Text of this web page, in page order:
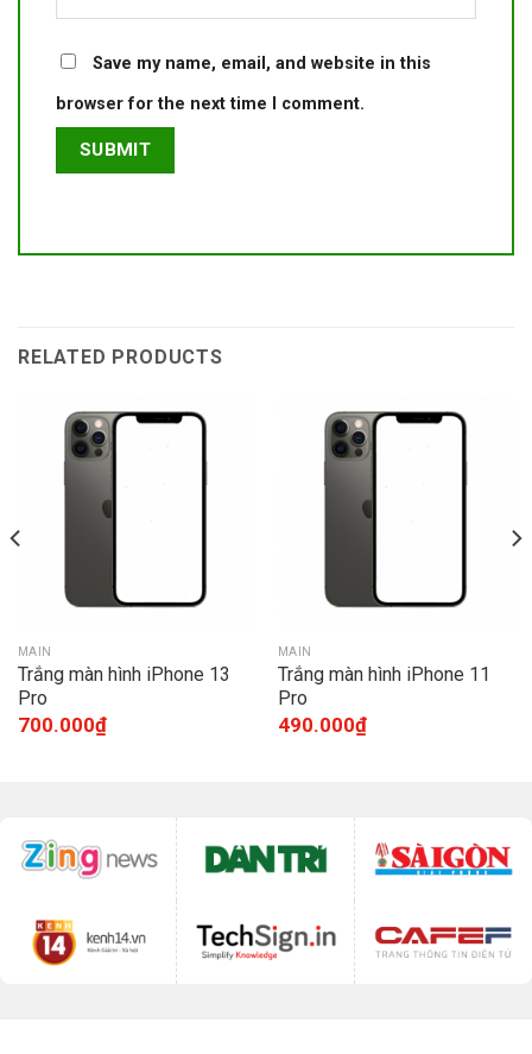
Save my name, email, and website in this
browser for the next time I comment.
RELATED PRODUCTS
MAIN
Trắng màn hình iPhone 13
Pro
700.000₫
MAIN
Trắng màn hình iPhone 11
Pro
490.000₫